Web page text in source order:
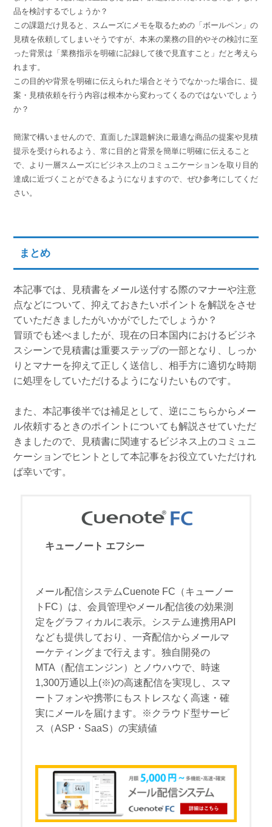
品を検討するでしょうか？
この課題だけ見ると、スムーズにメモを取るための「ボールペン」の
見積を依頼してしまいそうですが、本来の業務の目的やその検討に至
った背景は「業務指示を明確に記録して後で見直すこと」だと考えら
れます。
この目的や背景を明確に伝えられた場合とそうでなかった場合に、提
案・見積依頼を行う内容は根本から変わってくるのではないでしょう
か？
簡潔で構いませんので、直面した課題解決に最適な商品の提案や見積
提示を受けられるよう、常に目的と背景を簡単に明確に伝えること
で、より一層スムーズにビジネス上のコミュニケーションを取り目的
達成に近づくことができるようになりますので、ぜひ参考にしてくだ
さい。
まとめ
本記事では、見積書をメール送付する際のマナーや注意
点などについて、抑えておきたいポイントを解説をさせ
ていただきましたがいかがでしたでしょうか？
冒頭でも述べましたが、現在の日本国内におけるビジネ
スシーンで見積書は重要ステップの一部となり、しっか
りとマナーを抑えて正しく送信し、相手方に適切な時期
に処理をしていただけるようになりたいものです。
また、本記事後半では補足として、逆にこちらからメー
ル依頼するときのポイントについても解説させていただ
きましたので、見積書に関連するビジネス上のコミュニ
ケーションでヒントとして本記事をお役立ていただけれ
ば幸いです。
キューノート エフシー
メール配信システムCuenote FC（キューノー
トFC）は、会員管理やメール配信後の効果測
定をグラフィカルに表示。システム連携用API
なども提供しており、一斉配信からメールマ
ーケティングまで行えます。独自開発の
MTA（配信エンジン）とノウハウで、時速
1,300万通以上(※)の高速配信を実現し、スマ
ートフォンや携帯にもストレスなく高速・確
実にメールを届けます。※クラウド型サービ
ス（ASP・SaaS）の実績値